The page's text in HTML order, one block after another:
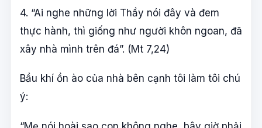
4. “Ai nghe những lời Thầy nói đây và đem
thực hành, thì giống như người khôn ngoan, đã
xây nhà mình trên đá”. (Mt 7,24)
Bầu khí ồn ào của nhà bên cạnh tôi làm tôi chú
ý: